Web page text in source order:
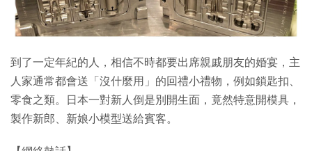
到了一定年紀的人，相信不時都要出席親戚朋友的婚宴，主
人家通常都會送「沒什麼用」的回禮小禮物，例如鎖匙扣、
零食之類。日本一對新人倒是別開生面，竟然特意開模具，
製作新郎、新娘小模型送給賓客。